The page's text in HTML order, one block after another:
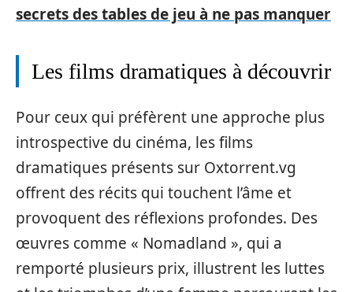
secrets des tables de jeu à ne pas manquer
Les films dramatiques à découvrir
Pour ceux qui préfèrent une approche plus
introspective du cinéma, les films
dramatiques présents sur Oxtorrent.vg
offrent des récits qui touchent l’âme et
provoquent des réflexions profondes. Des
œuvres comme « Nomadland », qui a
remporté plusieurs prix, illustrent les luttes